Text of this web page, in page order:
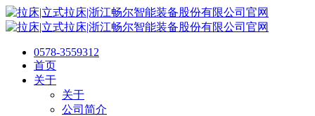
0578-3559312
首页
关于
关于
公司简介